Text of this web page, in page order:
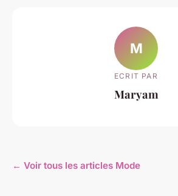
M
ECRIT PAR
Maryam
← Voir tous les articles Mode